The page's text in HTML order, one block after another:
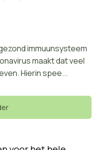
immuunsysteem
maakt dat veel
Hierin spee...